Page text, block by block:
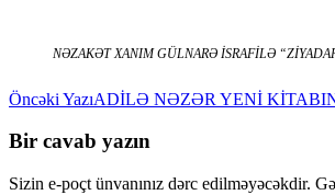
NƏZAKƏT XANIM GÜLNARƏ İSRAFİLƏ
Yazılar
üzrə
naviqasiya
Öncəki YazıADİLƏ NƏZƏR YENİ
Bir cavab yazın
Sizin e-poçt ünvanınız dərc edilməyəcəkdir.